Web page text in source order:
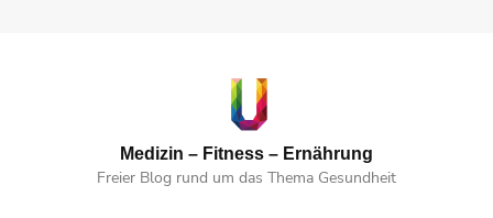
Medizin – Fitness – Ernährung
Freier Blog rund um das Thema Gesundheit